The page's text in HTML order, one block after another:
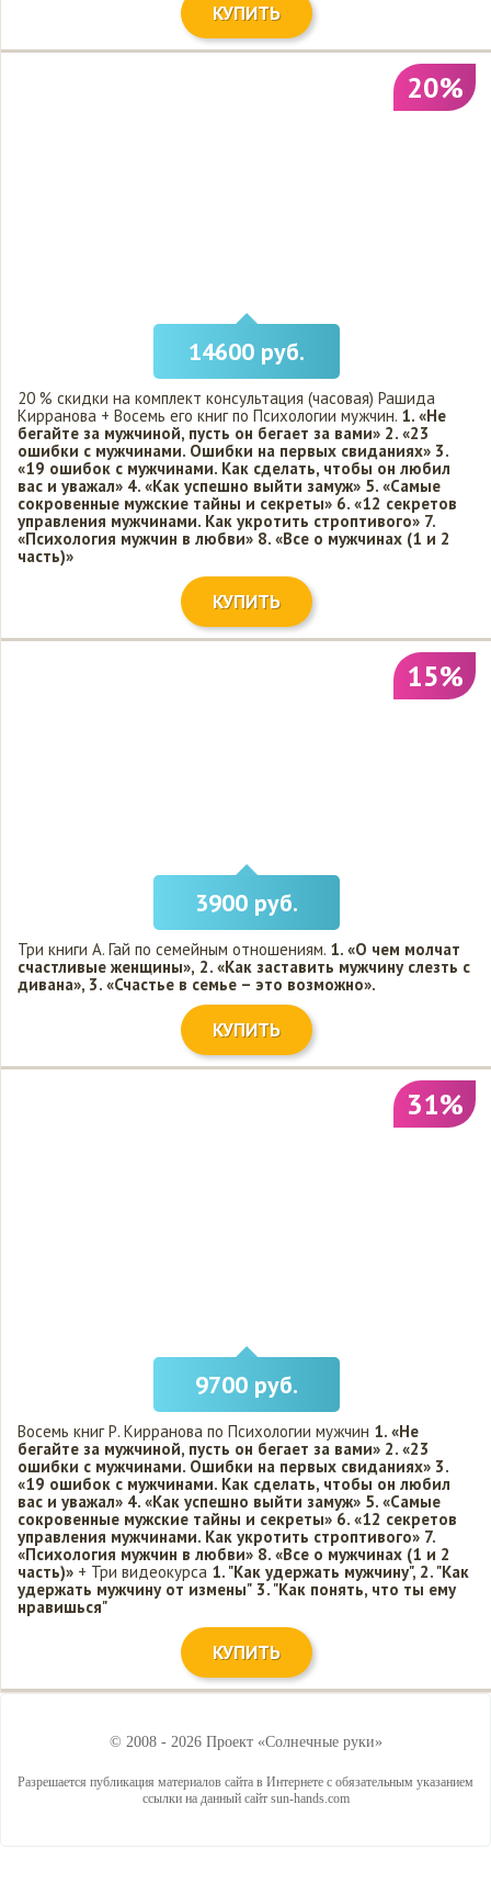
КУПИТЬ
20%
14600 руб.
20 % скидки на комплект консультация (часовая) Рашида
Кирранова + Восемь его книг по Психологии мужчин. 1. «Не
бегайте за мужчиной, пусть он бегает за вами» 2. «23
ошибки с мужчинами. Ошибки на первых свиданиях» 3.
«19 ошибок с мужчинами. Как сделать, чтобы он любил
вас и уважал» 4. «Как успешно выйти замуж» 5. «Самые
сокровенные мужские тайны и секреты» 6. «12 секретов
управления мужчинами. Как укротить строптивого» 7.
«Психология мужчин в любви» 8. «Все о мужчинах (1 и 2
часть)»
КУПИТЬ
15%
3900 руб.
Три книги А. Гай по семейным отношениям. 1. «О чем молчат
счастливые женщины», 2. «Как заставить мужчину слезть с
дивана», 3. «Счастье в семье – это возможно».
КУПИТЬ
31%
9700 руб.
Восемь книг Р. Кирранова по Психологии мужчин 1. «Не
бегайте за мужчиной, пусть он бегает за вами» 2. «23
ошибки с мужчинами. Ошибки на первых свиданиях» 3.
«19 ошибок с мужчинами. Как сделать, чтобы он любил
вас и уважал» 4. «Как успешно выйти замуж» 5. «Самые
сокровенные мужские тайны и секреты» 6. «12 секретов
управления мужчинами. Как укротить строптивого» 7.
«Психология мужчин в любви» 8. «Все о мужчинах (1 и 2
часть)» + Три видеокурса 1. "Как удержать мужчину", 2. "Как
удержать мужчину от измены" 3. "Как понять, что ты ему
нравишься"
КУПИТЬ
© 2008 - 2026 Проект «Солнечные руки»
Разрешается публикация материалов сайта в Интернете с обязательным указанием
ссылки на данный сайт sun-hands.com